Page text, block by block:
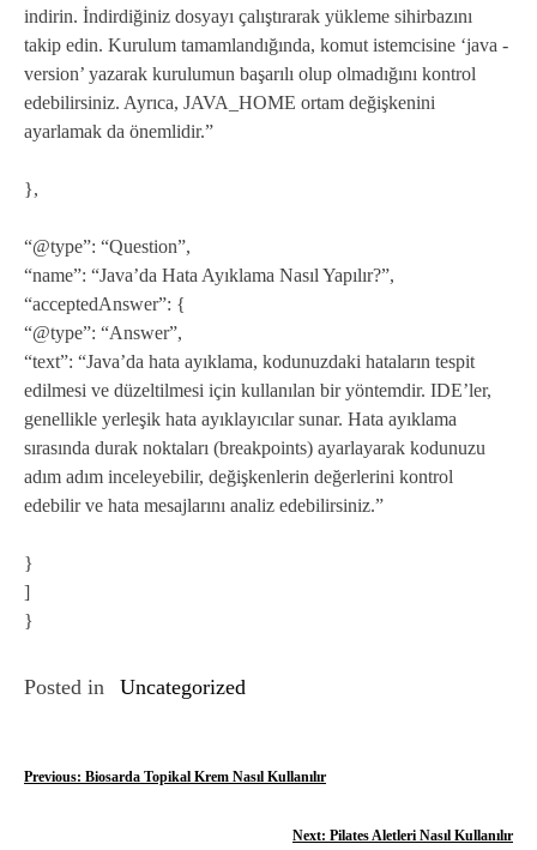
indirin. İndirdiğiniz dosyayı çalıştırarak yükleme sihirbazını
takip edin. Kurulum tamamlandığında, komut istemcisine ‘java -
version’ yazarak kurulumun başarılı olup olmadığını kontrol
edebilirsiniz. Ayrıca, JAVA_HOME ortam değişkenini
ayarlamak da önemlidir.”
},
“@type”: “Question”,
“name”: “Java’da Hata Ayıklama Nasıl Yapılır?”,
“acceptedAnswer”: {
“@type”: “Answer”,
“text”: “Java’da hata ayıklama, kodunuzdaki hataların tespit
edilmesi ve düzeltilmesi için kullanılan bir yöntemdir. IDE’ler,
genellikle yerleşik hata ayıklayıcılar sunar. Hata ayıklama
sırasında durak noktaları (breakpoints) ayarlayarak kodunuzu
adım adım inceleyebilir, değişkenlerin değerlerini kontrol
edebilir ve hata mesajlarını analiz edebilirsiniz.”
}
]
}
Posted in Uncategorized
Y
Previous: Biosarda Topikal Krem Nasıl Kullanılır
Next: Pilates Aletleri Nasıl Kullanılır